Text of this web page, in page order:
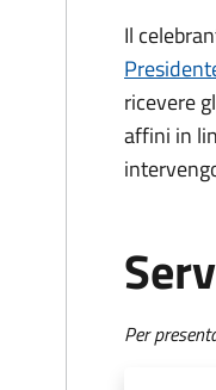
Il
ricevere
affini in
Per